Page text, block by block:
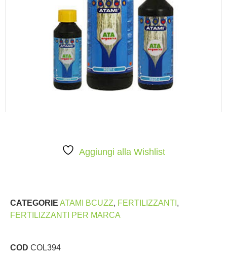
Aggiungi alla Wishlist
CATEGORIE ATAMI BCUZZ, FERTILIZZANTI ,
FERTILIZZANTI PER MARCA
COD COL394